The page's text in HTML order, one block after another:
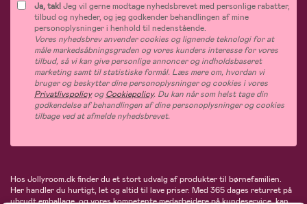
Ja, tak!Jeg vil gerne modtage nyhedsbrevet med personlige rabatter,
tilbud og nyheder, og jeg godkender behandlingen af mine
personoplysninger i henhold til nedenstående.
Vores nyhedsbrev anvender cookies og lignende teknologi for at
måle markedsåbningsgraden og vores kunders interesse for vores
tilbud, så vi kan give personlige annoncer og indholdsbaseret
marketing samt til statistiske formål. Læs mere om, hvordan vi
bruger og beskytter dine personoplysninger og cookies i vores
PrivatlivspolicyogCookiepolicy. Du kan når som helst tage din
godkendelse af behandlingen af dine personoplysninger og cookies
tilbage ved at afmelde nyhedsbrevet.
Hos Jollyroom.dk finder du et stort udvalg af produkter til børnefamilien.
Her handler du hurtigt, let og altid til lave priser. Med 365 dages returret på
ubrudt emballage, og vores kompetente medarbejdere på kundeservice, kan